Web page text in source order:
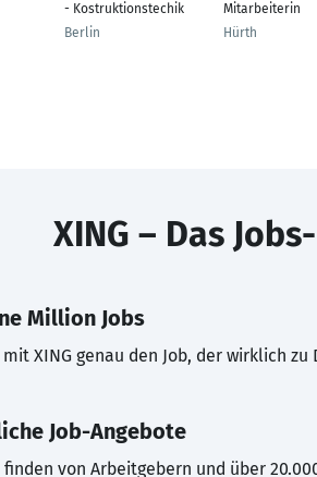
- Kostruktionstechik
Berlin
Mitarbeiterin
Hürth
XING – Das
Million Jobs
XING genau den Job, der wirklich zu
Job-Angebote
finden von Arbeitgebern und über